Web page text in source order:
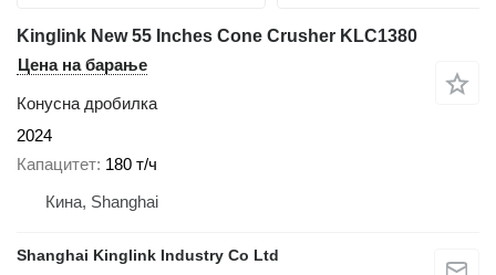
Kinglink New 55 Inches Cone Crusher KLC1380
Цена на барање
Конусна дробилка
2024
Капацитет 180 т/ч
Кина, Shanghai
Shanghai Kinglink Industry Co Ltd